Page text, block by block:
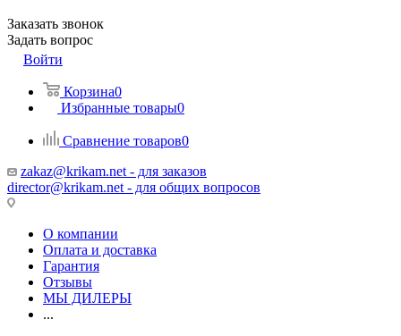
Заказать звонок
Задать вопрос
Войти
Корзина0
Избранные товары0
Сравнение товаров0
zakaz@krikam.net - для заказов
director@krikam.net - для общих вопросов
О компании
Оплата и доставка
Гарантия
Отзывы
МЫ ДИЛЕРЫ
...